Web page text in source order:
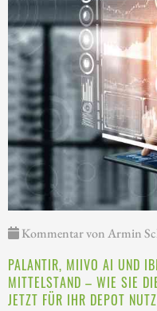
Kommentar von Armin
PALANTIR, MIIVO AI UND
MITTELSTAND – WIE SIE
JETZT FÜR IHR DEPOT